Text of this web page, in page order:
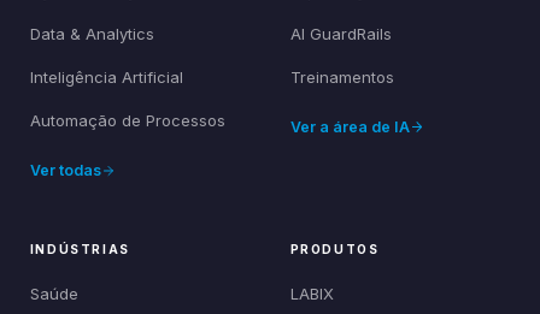
Data & Analytics
Inteligência Artificial
Automação de Processos
Ver todas
AI GuardRails
Treinamentos
Ver a área de IA
INDÚSTRIAS
Saúde
PRODUTOS
LABIX